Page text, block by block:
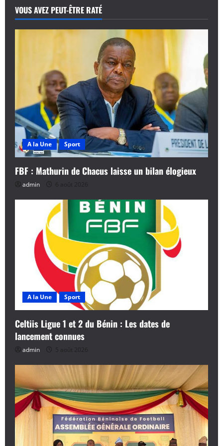
VOUS AVEZ PEUT-ÊTRE RATÉ
A la Une Sport
FBF : Mathurin de Chacus laisse un bilan élogieux
admin 6 août 2026
A la Une Sport
Celtiis Ligue 1 et 2 du Bénin : Les dates de
lancement connues
admin 5 août 2026